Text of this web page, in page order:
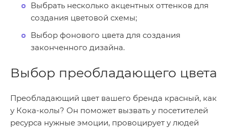
Выбрать несколько акцентных оттенков для
создания цветовой схемы;
Выбор фонового цвета для создания
законченного дизайна.
Выбор преобладающего цвета
Преобладающий цвет вашего бренда красный, как
у Кока-колы? Он поможет вызвать у посетителей
ресурса нужные эмоции, провоцирует у людей